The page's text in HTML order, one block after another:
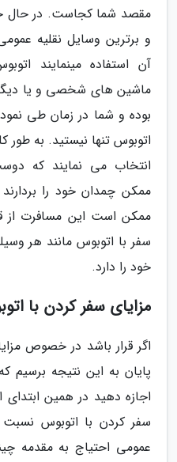
مقصد شما کجاست. در حال
آن استفاده مینمایند
ماشین های شخصی و یا
بوده و شما در زمان طی
اتوبوس تنها نیستید. به
انتخاب می نمایند که
ممکن چمدان خود را
ممکن است این مسافرت از
سفر با اتوبوس مانند هر
خود را دارد.
مزایای سفر کردن با
اگر قرار باشد در خصوص
پایان به این نتیجه برسیم
اجازه دهید در همین ابتدای
سفر کردن با اتوبوس
عمومی احتیاج به مقدمه